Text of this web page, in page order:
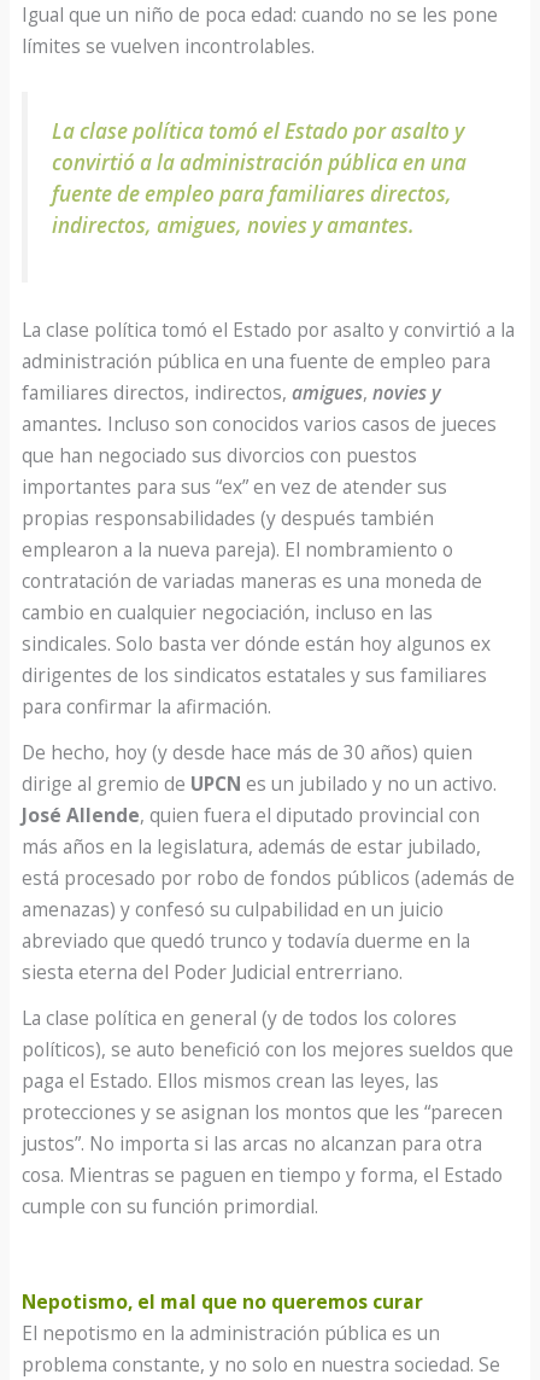
Igual que un niño de poca edad: cuando no se les pone
límites se vuelven incontrolables.
La clase política tomó el Estado por asalto y
convirtió a la administración pública en una
fuente de empleo para familiares directos,
indirectos, amigues, novies y amantes.
La clase política tomó el Estado por asalto y convirtió a la
administración pública en una fuente de empleo para
familiares directos, indirectos,amigues,novies y
amantes. Incluso son conocidos varios casos de jueces
que han negociado sus divorcios con puestos
importantes para sus “ex” en vez de atender sus
propias responsabilidades (y después también
emplearon a la nueva pareja). El nombramiento o
contratación de variadas maneras es una moneda de
cambio en cualquier negociación, incluso en las
sindicales. Solo basta ver dónde están hoy algunos ex
dirigentes de los sindicatos estatales y sus familiares
para confirmar la afirmación.
De hecho, hoy (y desde hace más de 30 años) quien
dirige al gremio de UPCNes un jubilado y no un activo.
José Allende, quien fuera el diputado provincial con
más años en la legislatura, además de estar jubilado,
está procesado por robo de fondos públicos (además de
amenazas) y confesó su culpabilidad en un juicio
abreviado que quedó trunco y todavía duerme en la
siesta eterna del Poder Judicial entrerriano.
La clase política en general (y de todos los colores
políticos), se auto benefició con los mejores sueldos que
paga el Estado. Ellos mismos crean las leyes, las
protecciones y se asignan los montos que les “parecen
justos”. No importa si las arcas no alcanzan para otra
cosa. Mientras se paguen en tiempo y forma, el Estado
cumple con su función primordial.
Nepotismo, el mal que no queremos curar
El nepotismo en la administración pública es un
problema constante, y no solo en nuestra sociedad. Se